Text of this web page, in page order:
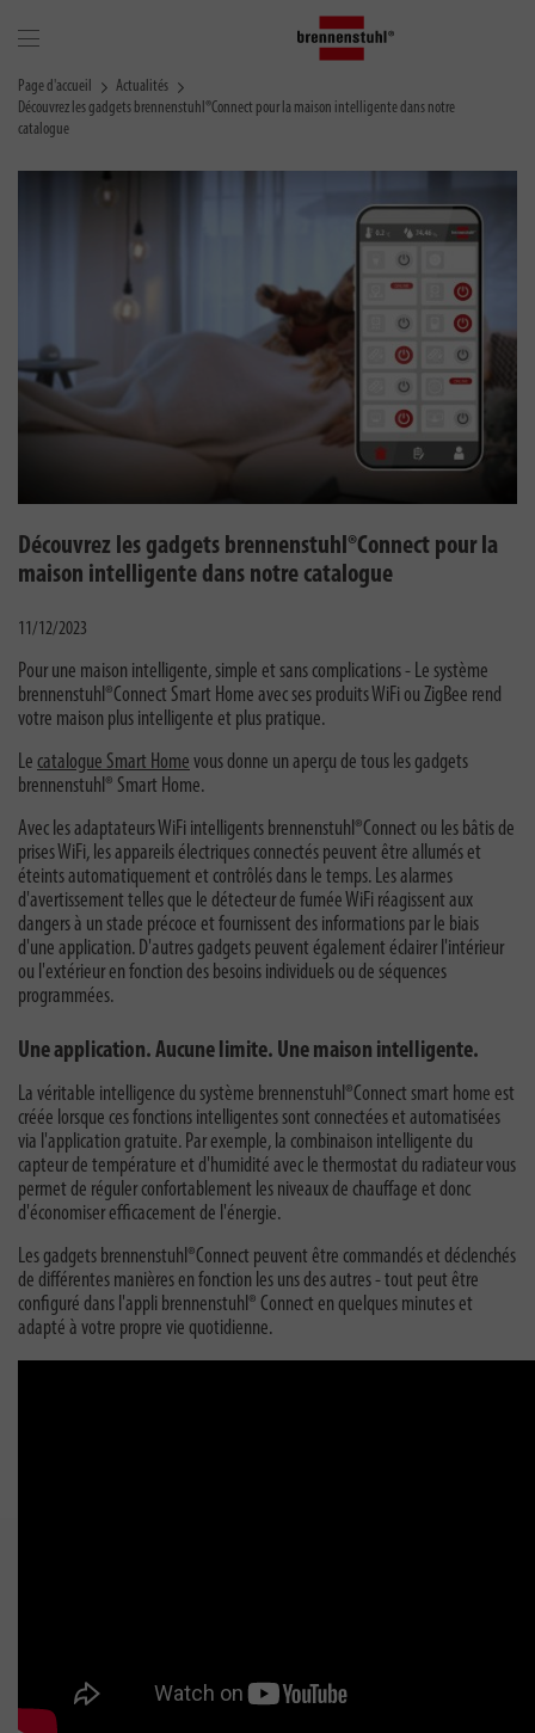
Page d'accueil
Actualités
Découvrez les gadgets brennenstuhl®Connect pour la maison intelligente dans notre
catalogue
Découvrez les gadgets brennenstuhl®Connect pour la
maison intelligente dans notre catalogue
11/12/2023
Pour une maison intelligente, simple et sans complications - Le système
brennenstuhl®Connect Smart Home avec ses produits WiFi ou ZigBee rend
votre maison plus intelligente et plus pratique.
Le catalogue Smart Home vous donne un aperçu de tous les gadgets
brennenstuhl® Smart Home.
Avec les adaptateurs WiFi intelligents brennenstuhl®Connect ou les bâtis de
prises WiFi, les appareils électriques connectés peuvent être allumés et
éteints automatiquement et contrôlés dans le temps. Les alarmes
d'avertissement telles que le détecteur de fumée WiFi réagissent aux
dangers à un stade précoce et fournissent des informations par le biais
d'une application. D'autres gadgets peuvent également éclairer l'intérieur
ou l'extérieur en fonction des besoins individuels ou de séquences
programmées.
Une application. Aucune limite. Une maison intelligente.
La véritable intelligence du système brennenstuhl®Connect smart home est
créée lorsque ces fonctions intelligentes sont connectées et automatisées
via l'application gratuite. Par exemple, la combinaison intelligente du
capteur de température et d'humidité avec le thermostat du radiateur vous
permet de réguler confortablement les niveaux de chauffage et donc
d'économiser efficacement de l'énergie.
Les gadgets brennenstuhl®Connect peuvent être commandés et déclenchés
de différentes manières en fonction les uns des autres - tout peut être
configuré dans l'appli brennenstuhl® Connect en quelques minutes et
adapté à votre propre vie quotidienne.